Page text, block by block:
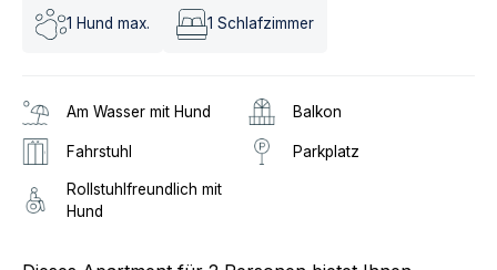
1 Hund max. 1 Schlafzimmer
Am Wasser mit Hund Balkon
Fahrstuhl Parkplatz
Rollstuhlfreundlich mit
Hund